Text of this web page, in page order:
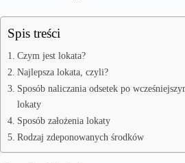
Spis treści
Czym jest lokata?
Najlepsza lokata, czyli?
Sposób naliczania odsetek po
lokaty
Sposób założenia lokaty
Rodzaj zdeponowanych środków